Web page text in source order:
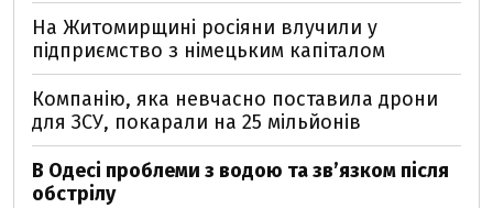
На Житомирщині росіяни влучили у
підприємство з німецьким капіталом
Компанію, яка невчасно поставила дрони
для ЗСУ, покарали на 25 мільйонів
В Одесі проблеми з водою та звʼязком після
обстрілу